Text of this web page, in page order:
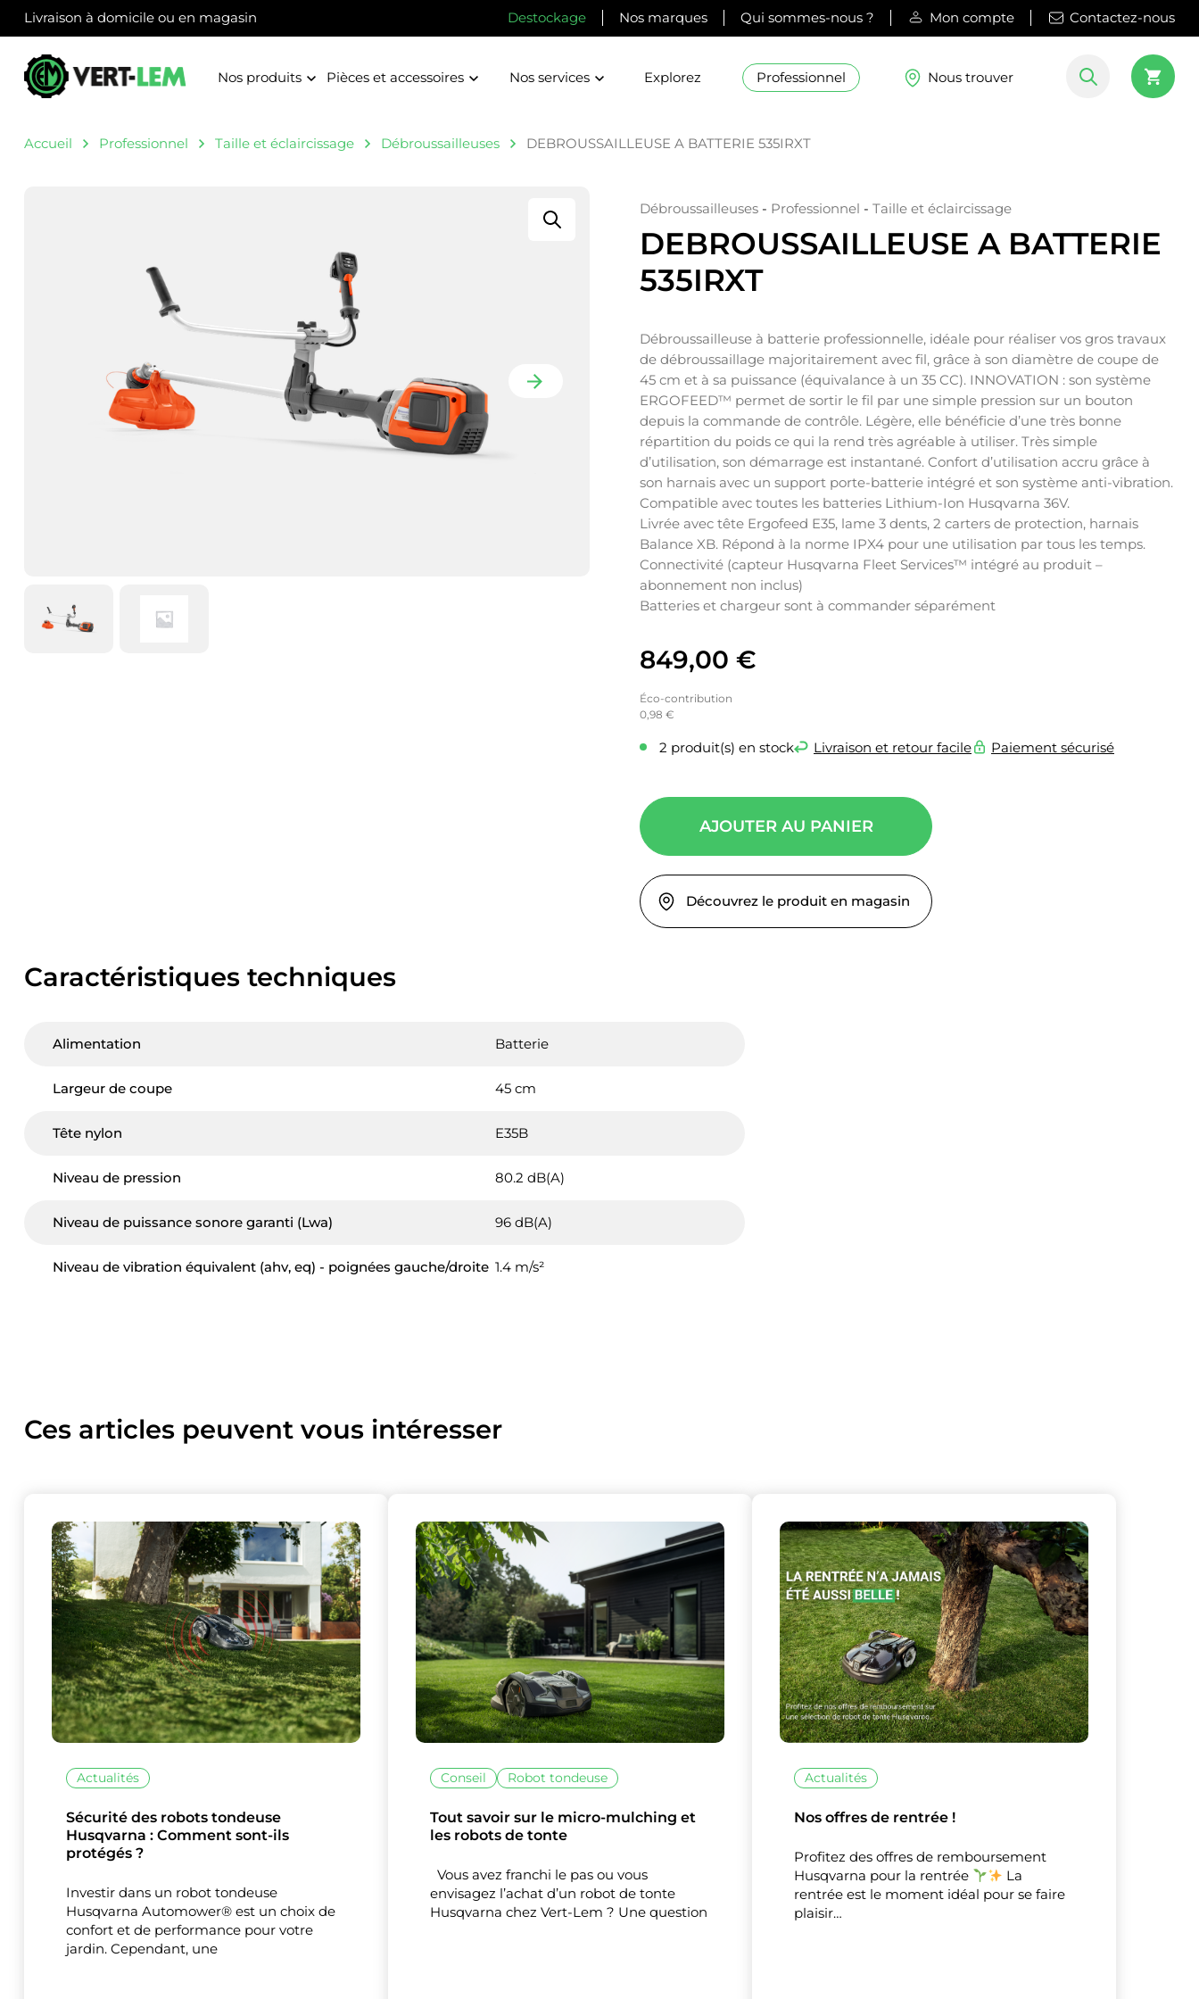
Ce site utilise des cookies et vous donne le contrôle sur ceux que
vous souhaitez activer
Nos partenaires(1)
Mesure d'audience
XMasquer le bandeau
Livraison à domicile ou en magasin Destockage Nos marques Qui sommes-nous ? Mon compte Contactez-nous
Nos produits Pièces et accessoires Nos services Explorez Professionnel Nous trouver
Accueil Professionnel Taille et éclaircissage Débroussailleuses DEBROUSSAILLEUSE A BATTERIE 535IRXT
Débroussailleuses - Professionnel - Taille et éclaircissage
DEBROUSSAILLEUSE A BATTERIE
535IRXT
Débroussailleuse à batterie professionnelle, idéale pour réaliser vos gros travaux
de débroussaillage majoritairement avec fil, grâce à son diamètre de coupe de
45 cm et à sa puissance (équivalance à un 35 CC). INNOVATION : son système
ERGOFEED™ permet de sortir le fil par une simple pression sur un bouton
depuis la commande de contrôle. Légère, elle bénéficie d’une très bonne
répartition du poids ce qui la rend très agréable à utiliser. Très simple
d’utilisation, son démarrage est instantané. Confort d’utilisation accru grâce à
son harnais avec un support porte-batterie intégré et son système anti-vibration.
Compatible avec toutes les batteries Lithium-Ion Husqvarna 36V.
Livrée avec tête Ergofeed E35, lame 3 dents, 2 carters de protection, harnais
Balance XB. Répond à la norme IPX4 pour une utilisation par tous les temps.
Connectivité (capteur Husqvarna Fleet Services™ intégré au produit –
abonnement non inclus)
Batteries et chargeur sont à commander séparément
849,00 €
Éco-contribution
0,98 €
2 produit(s) en stock Livraison et retour facile Paiement sécurisé
AJOUTER AU PANIER
Découvrez le produit en magasin
Caractéristiques techniques
Alimentation Batterie
Largeur de coupe 45 cm
Tête nylon E35B
Niveau de pression 80.2 dB(A)
Niveau de puissance sonore garanti (Lwa) 96 dB(A)
Niveau de vibration équivalent (ahv, eq) - poignées gauche/droite 1.4 m/s²
Ces articles peuvent vous intéresser
Actualités
Sécurité des robots tondeuse
Husqvarna : Comment sont-ils
protégés ?
Investir dans un robot tondeuse
Husqvarna Automower® est un choix de
confort et de performance pour votre
jardin. Cependant, une
Conseil Robot tondeuse
Tout savoir sur le micro-mulching et
les robots de tonte
Vous avez franchi le pas ou vous
envisagez l’achat d’un robot de tonte
Husqvarna chez Vert-Lem ? Une question
Actualités
Nos offres de rentrée !
Profitez des offres de remboursement
Husqvarna pour la rentrée
La
rentrée est le moment idéal pour se faire
plaisir…